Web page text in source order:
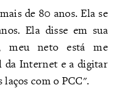
de 80 anos. Ela se
Ela disse em sua
meu neto está me
da Internet e a digitar
com o PCC".